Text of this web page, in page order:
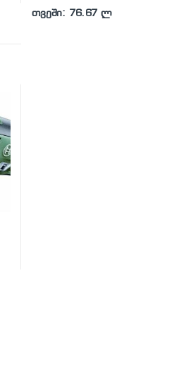
თვეში: 76.67 ლ